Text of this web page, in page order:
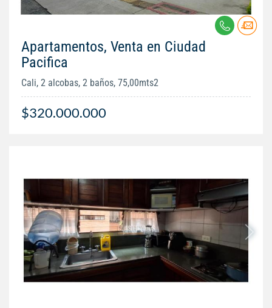
Apartamentos, Venta en Ciudad
Pacifica
Cali, 2 alcobas, 2 baños, 75,00mts2
$320.000.000